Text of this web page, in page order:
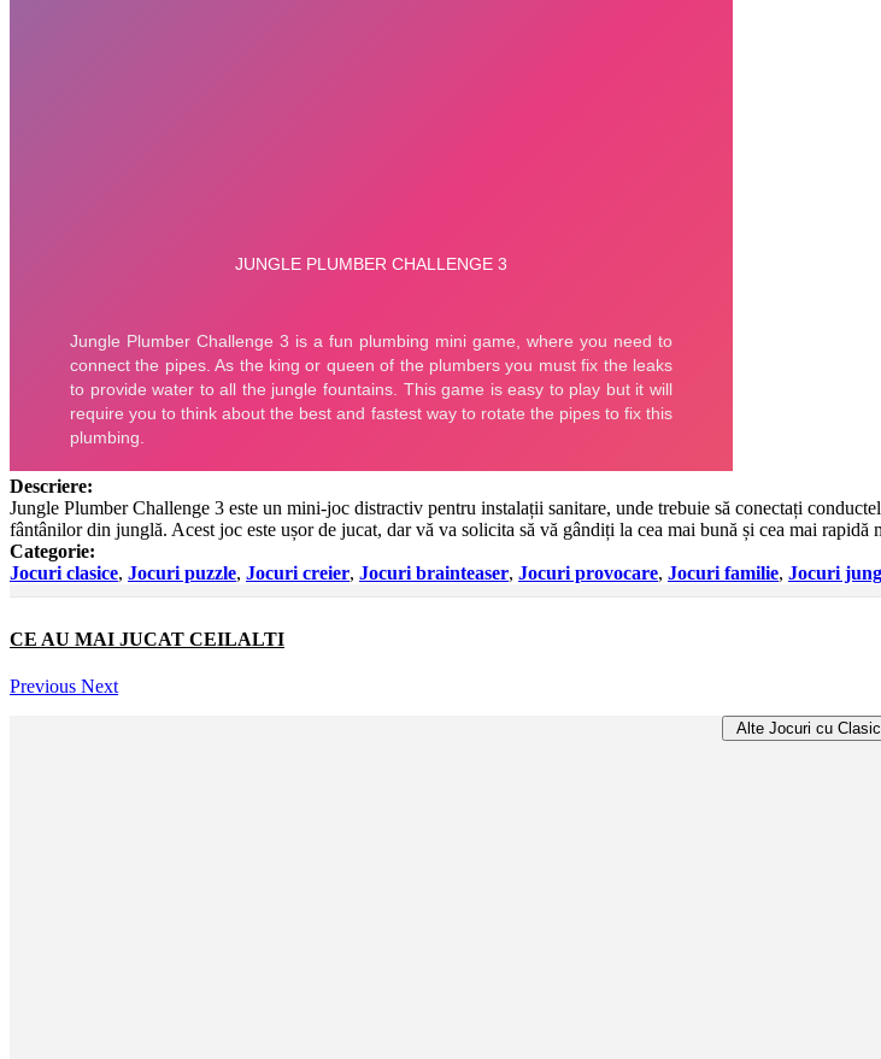
Descriere:
Jungle Plumber Challenge 3 este un mini-joc distractiv pentru instalații sanitare, unde trebuie să conectați
fântânilor din junglă. Acest joc este ușor de jucat, dar vă va solicita să vă gândiți la cea mai bună și cea mai rapidă
Categorie:
Jocuri clasice, Jocuri puzzle, Jocuri creier, Jocuri brainteaser, Jocuri provocare, Jocuri familie, Jocuri
CE AU MAI JUCAT CEILALTI
Previous Next
Alte Jocuri cu